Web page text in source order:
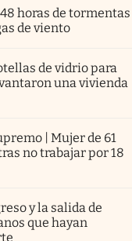
horas de tormentas
de viento
de vidrio para
una vivienda
| Mujer de 61
no trabajar por 18
y la salida de
que hayan